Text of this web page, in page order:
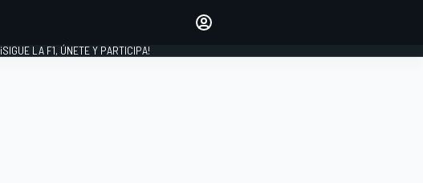
¡SIGUE LA F1, ÚNETE Y PARTICIPA!